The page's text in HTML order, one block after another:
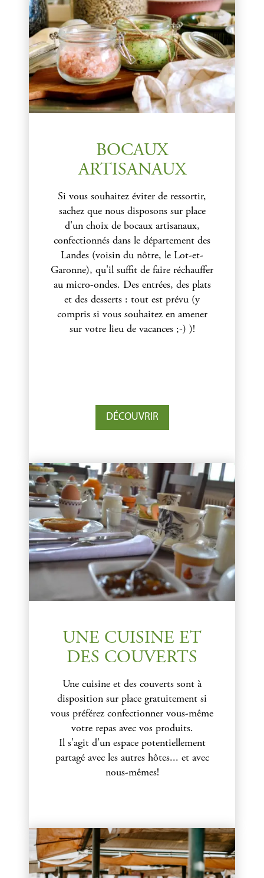
BOCAUX
ARTISANAUX
Si vous souhaitez éviter de ressortir,
sachez que nous disposons sur place
d'un choix de bocaux artisanaux,
confectionnés dans le département des
Landes (voisin du nôtre, le Lot-et-
Garonne), qu'il suffit de faire réchauffer
au micro-ondes. Des entrées, des plats
et des desserts : tout est prévu (y
compris si vous souhaitez en amener
sur votre lieu de vacances ;-) )!
DÉCOUVRIR
UNE CUISINE ET
DES COUVERTS
Une cuisine et des couverts sont à
disposition sur place gratuitement si
vous préférez confectionner vous-même
votre repas avec vos produits.
Il s'agit d'un espace potentiellement
partagé avec les autres hôtes... et avec
nous-mêmes!